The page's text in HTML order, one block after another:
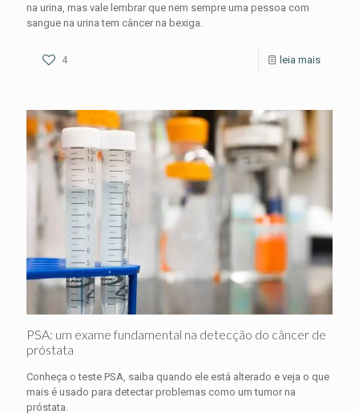
na urina, mas vale lembrar que nem sempre uma pessoa com
sangue na urina tem câncer na bexiga.
4 leia mais
PSA: um exame fundamental na detecção do câncer de
próstata
Conheça o teste PSA, saiba quando ele está alterado e veja o que
mais é usado para detectar problemas como um tumor na
próstata.